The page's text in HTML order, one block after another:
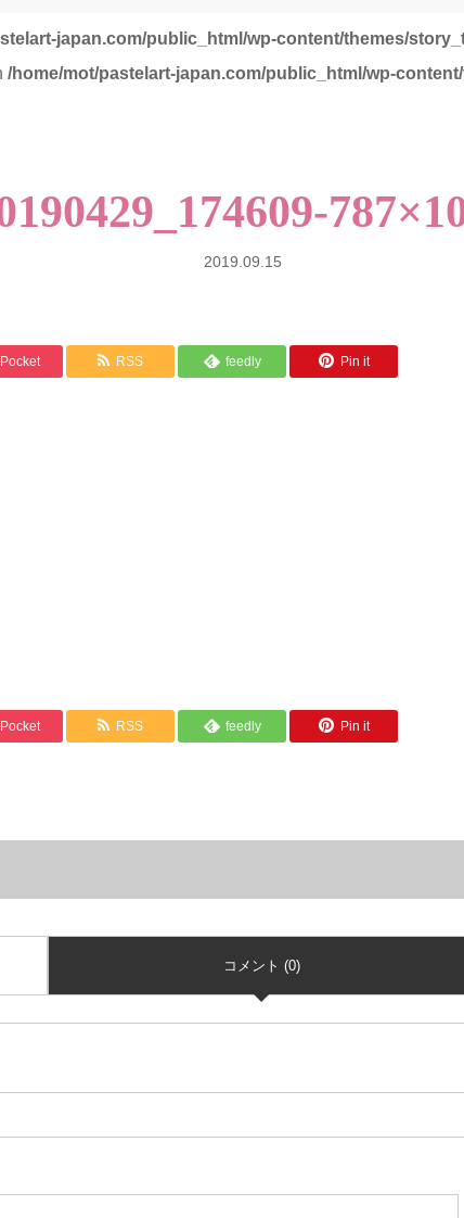
japan.com/public_html/wp-content/themes/
/home/mot/pastelart-japan.com/public_html/wp-
2019.09.15
Pocket RSS feedly Pin it
Pocket RSS feedly Pin it
コメント (0)